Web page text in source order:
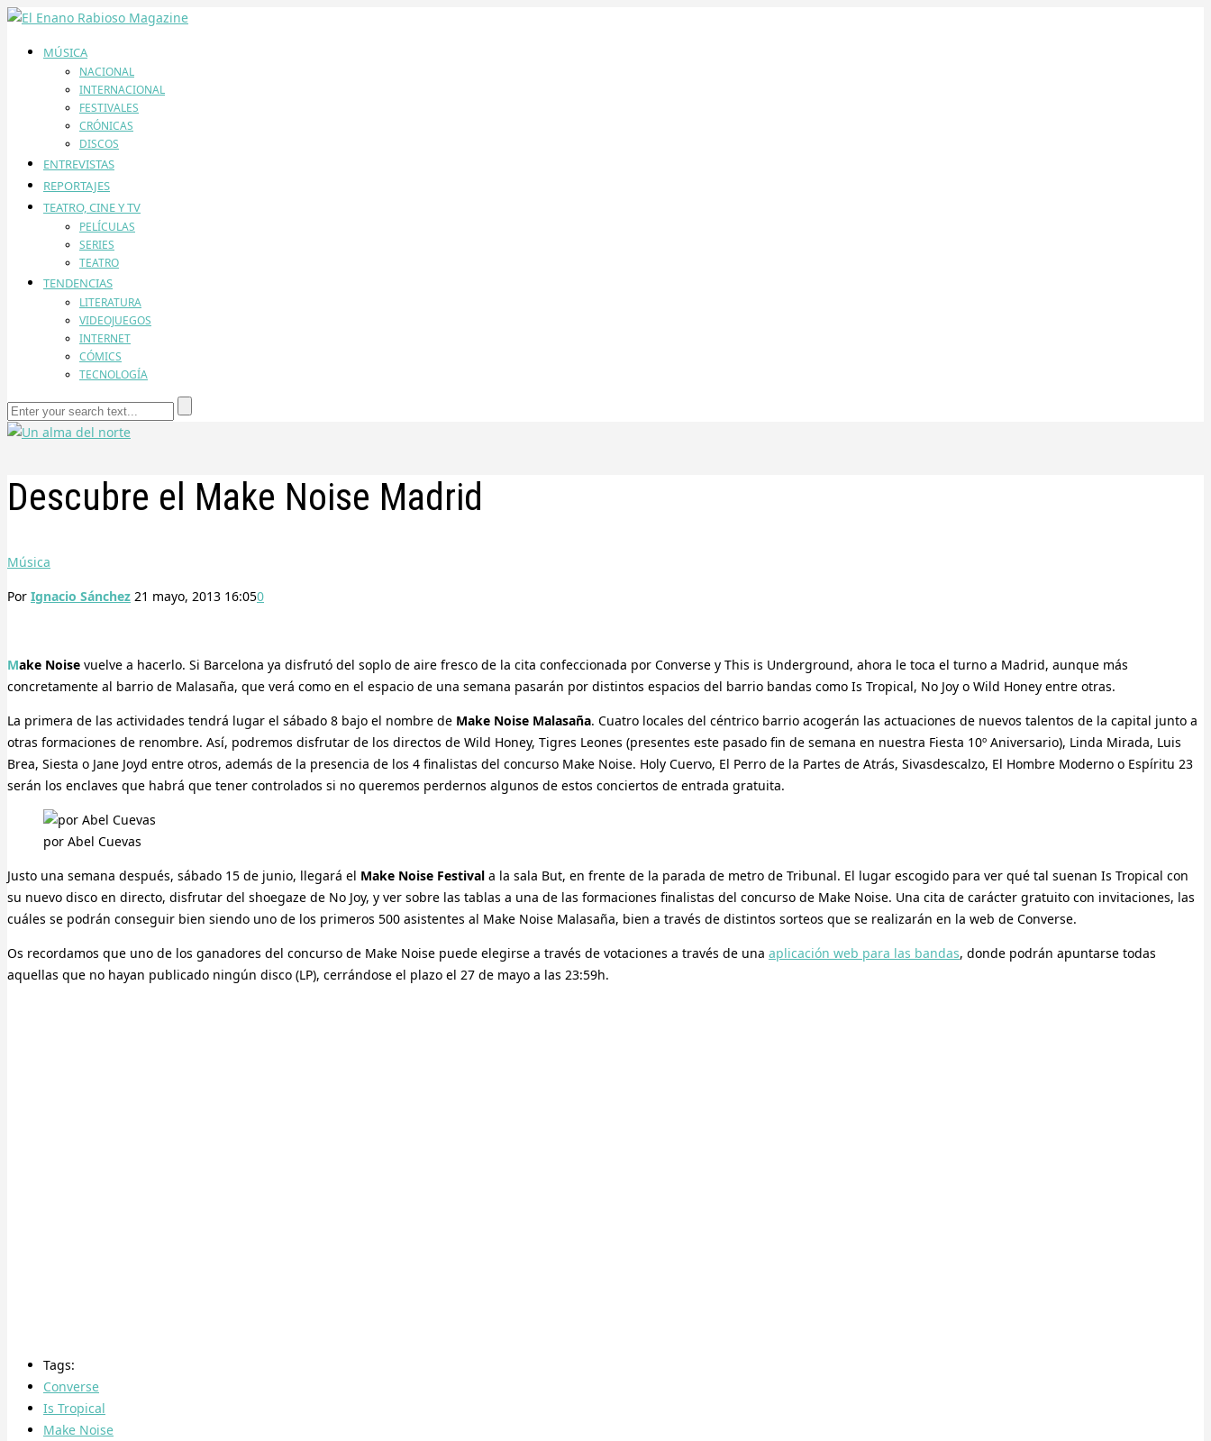
MÚSICA
NACIONAL
INTERNACIONAL
FESTIVALES
CRÓNICAS
DISCOS
ENTREVISTAS
REPORTAJES
TEATRO, CINE Y TV
PELÍCULAS
SERIES
TEATRO
TENDENCIAS
LITERATURA
VIDEOJUEGOS
INTERNET
CÓMICS
TECNOLOGÍA
Descubre el Make Noise Madrid
Música
Por Ignacio Sánchez 21 mayo, 2013 16:050
Make Noise vuelve a hacerlo. Si Barcelona ya disfrutó del soplo de aire fresco de la cita confeccionada por Converse y This is Underground, ahora le toca el turno a Madrid, aunque más
concretamente al barrio de Malasaña, que verá como en el espacio de una semana pasarán por distintos espacios del barrio bandas como Is Tropical, No Joy o Wild Honey entre otras.
La primera de las actividades tendrá lugar el sábado 8 bajo el nombre de Make Noise Malasaña. Cuatro locales del céntrico barrio acogerán las actuaciones de nuevos talentos de la capital junto a
otras formaciones de renombre. Así, podremos disfrutar de los directos de Wild Honey, Tigres Leones (presentes este pasado fin de semana en nuestra Fiesta 10º Aniversario), Linda Mirada, Luis
Brea, Siesta o Jane Joyd entre otros, además de la presencia de los 4 finalistas del concurso Make Noise. Holy Cuervo, El Perro de la Partes de Atrás, Sivasdescalzo, El Hombre Moderno o Espíritu 23
serán los enclaves que habrá que tener controlados si no queremos perdernos algunos de estos conciertos de entrada gratuita.
por Abel Cuevas
Justo una semana después, sábado 15 de junio, llegará el Make Noise Festival a la sala But, en frente de la parada de metro de Tribunal. El lugar escogido para ver qué tal suenan Is Tropical con
su nuevo disco en directo, disfrutar del shoegaze de No Joy, y ver sobre las tablas a una de las formaciones finalistas del concurso de Make Noise. Una cita de carácter gratuito con invitaciones, las
cuáles se podrán conseguir bien siendo uno de los primeros 500 asistentes al Make Noise Malasaña, bien a través de distintos sorteos que se realizarán en la web de Converse.
Os recordamos que uno de los ganadores del concurso de Make Noise puede elegirse a través de votaciones a través de una aplicación web para las bandas, donde podrán apuntarse todas
aquellas que no hayan publicado ningún disco (LP), cerrándose el plazo el 27 de mayo a las 23:59h.
Tags:
Converse
Is Tropical
Make Noise